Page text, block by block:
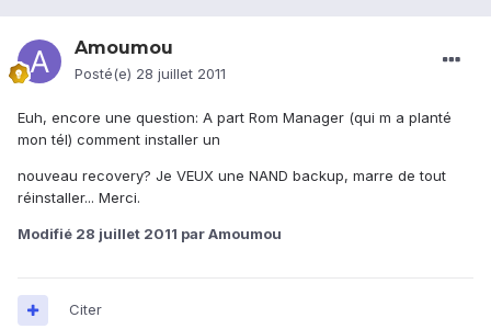
Amoumou
Posté(e) 28 juillet 2011
Euh, encore une question: A part Rom Manager (qui m a planté
mon tél) comment installer un
nouveau recovery? Je VEUX une NAND backup, marre de tout
réinstaller... Merci.
Modifié 28 juillet 2011 par Amoumou
Citer